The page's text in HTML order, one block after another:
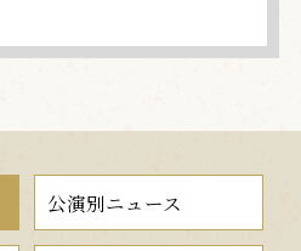
公演別ニュース